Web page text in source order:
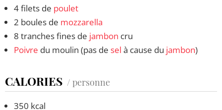
4 filets de poulet
2 boules de mozzarella
8 tranches fines de jambon cru
Poivre du moulin (pas de sel à cause du jambon)
CALORIES / personne
350 kcal